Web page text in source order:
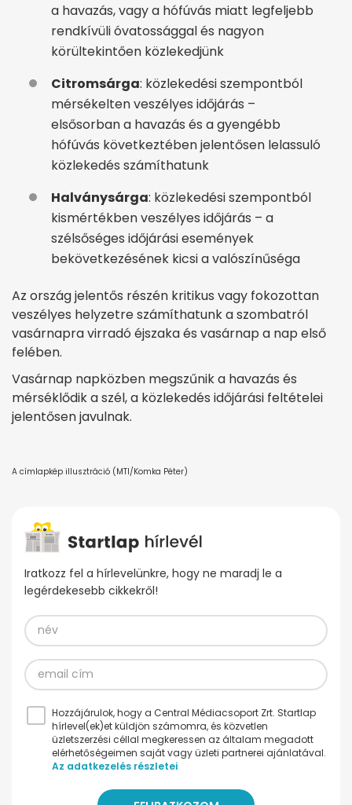
a havazás, vagy a hófúvás miatt legfeljebb
rendkívüli óvatossággal és nagyon
körültekintően közlekedjünk
Citromsárga: közlekedési szempontból
mérsékelten veszélyes időjárás –
elsősorban a havazás és a gyengébb
hófúvás következtében jelentősen lelassuló
közlekedés számíthatunk
Halványsárga: közlekedési szempontból
kismértékben veszélyes időjárás – a
szélsőséges időjárási események
bekövetkezésének kicsi a valószínűséga
Az ország jelentős részén kritikus vagy fokozottan
veszélyes helyzetre számíthatunk a szombatról
vasárnapra virradó éjszaka és vasárnap a nap első
felében.
Vasárnap napközben megszűnik a havazás és
mérséklődik a szél, a közlekedés időjárási feltételei
jelentősen javulnak.
A címlapkép illusztráció (MTI/Komka Péter)
Iratkozz fel a hírlevelünkre, hogy ne maradj le a
legérdekesebb cikkekről!
Hozzájárulok, hogy a Central Médiacsoport Zrt. Startlap
hírlevel(ek)et küldjön számomra, és közvetlen
üzletszerzési céllal megkeressen az általam megadott
elérhetőségeimen saját vagy üzleti partnerei ajánlatával.
Az adatkezelés részletei